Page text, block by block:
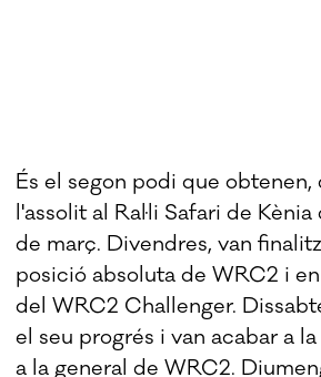
És el segon podi que obtenen,
l'assolit al Ral·li Safari de
de març. Divendres, van
posició absoluta de WRC2 i
del WRC2 Challenger.
el seu progrés i van acabar a
a la general de WRC2.